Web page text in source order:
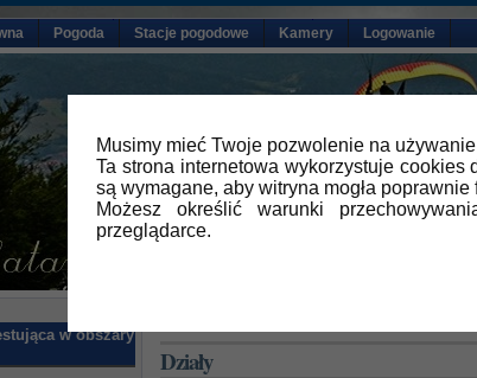
Musimy mieć Twoje pozwolenie na
Ta strona internetowa wykorzystuje
są wymagane, aby witryna mogła poprawnie
Możesz określić warunki
przeglądarce.
Pogoda Stacje pogodowe Kamery Logowanie
w obszary
Działy